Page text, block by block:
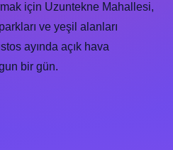
için Uzuntekne Mahallesi,
ve yeşil alanları
ayında açık hava
bir gün.